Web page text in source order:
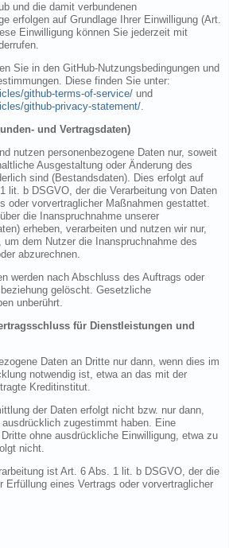
und die damit verbundenen
erfolgen auf Grundlage Ihrer Einwilligung (Art.
Einwilligung können Sie jederzeit mit
Sie in den GitHub-Nutzungsbedingungen und
Diese finden Sie unter:
github-terms-of-service/ und
github-privacy-statement/.
und Vertragsdaten)
nutzen personenbezogene Daten nur, soweit
Ausgestaltung oder Änderung des
sind (Bestandsdaten). Dies erfolgt auf
lit. b DSGVO, der die Verarbeitung von Daten
oder vorvertraglicher Maßnahmen gestattet.
die Inanspruchnahme unserer
erheben, verarbeiten und nutzen wir nur,
dem Nutzer die Inanspruchnahme des
abzurechnen.
werden nach Abschluss des Auftrags oder
gelöscht. Gesetzliche
unberührt.
für Dienstleistungen und
Daten an Dritte nur dann, wenn dies im
notwendig ist, etwa an das mit der
Kreditinstitut.
der Daten erfolgt nicht bzw. nur dann,
zugestimmt haben. Eine
ohne ausdrückliche Einwilligung, etwa zu
nicht.
ist Art. 6 Abs. 1 lit. b DSGVO, der die
Erfüllung eines Vertrags oder vorvertraglicher